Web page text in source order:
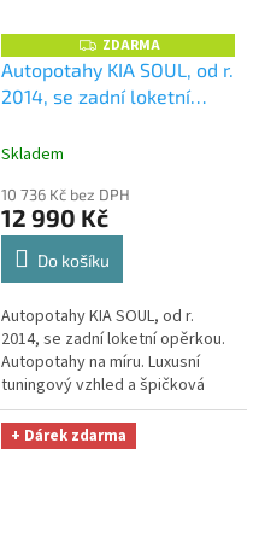
Z
D
A
R
ZDARMA
Autopotahy KIA SOUL, od r.
2014, se zadní loketní
VELVET, béžovohnědé
úklid Smart Microfiber
zdarma v hodnotě 329,-Kč
Skladem
10 736 Kč bez DPH
12 990 Kč
Do košíku
Autopotahy KIA SOUL, od r.
2014, se zadní loketní opěrkou.
Autopotahy na míru. Luxusní
tuningový vzhled a špičková
ochrana čalounění. Profesionální
čalounické zpracování....
+ Dárek zdarma